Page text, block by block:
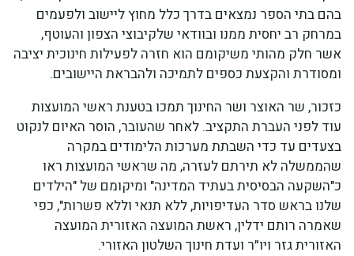
בהם בתי הספר נמצאים בדרך כלל מחוץ ליישוב ולפעמים
במרחק רב יחסית ממנו ובוודאי שלקיבוצי הצפון והעוטף,
אשר חלק מהותי משיקומם הוא חזרה לפעילות חינוכית יציבה
ומסודרת והקצעת כספים לתמיכה ולהבראת היישובים.
כזכור, שר האוצר ושר החינוך תמכו בטענת ראשי המועצות
עוד לפני העברת התקציב. לאחר שהעובר, הוסר האיום לנקוט
בצעדים עד כדי השבתת מערכות הלימודים במקרה
שהממשלה לא תירתם לעזרה, מה שראשי המועצות ראו
כ"השקעה הבסיסית בעתיד המדינה" ומיקומם של "הילדים
שלנו בראש סדר העדיפויות, ללא תנאי וללא פשרות", כפי
שאמרה רותם ידלין, ראשת המועצה האזורית המועצה
האזורית גזר ויו״ר ועדת חינוך השלטון האזורי.